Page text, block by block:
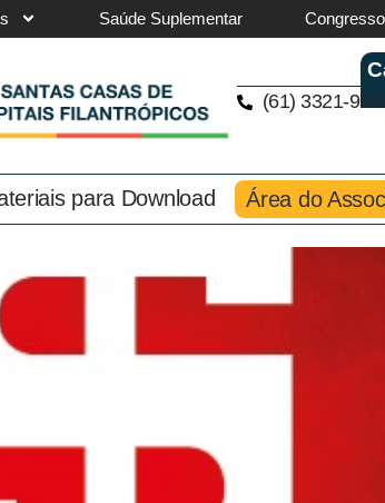
Saúde Suplementar Congresso
(61) 3321-
para Download Área do